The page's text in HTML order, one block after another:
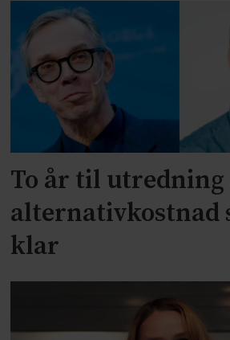
To år til utredning
alternativkostnad
klar